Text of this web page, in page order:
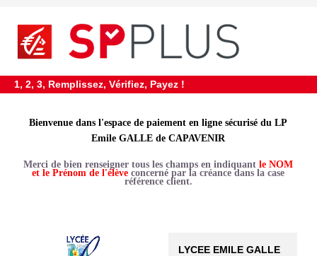
1, 2, 3, Remplissez, Vérifiez, Payez !
Bienvenue dans l'espace de paiement en ligne sécurisé du LP
Emile GALLE de CAPAVENIR
Merci de bien renseigner tous les champs en indiquant le NOM
et le Prénom de l'élèveconcerné par la créance dans la case
référence client.
LYCEE EMILE GALLE